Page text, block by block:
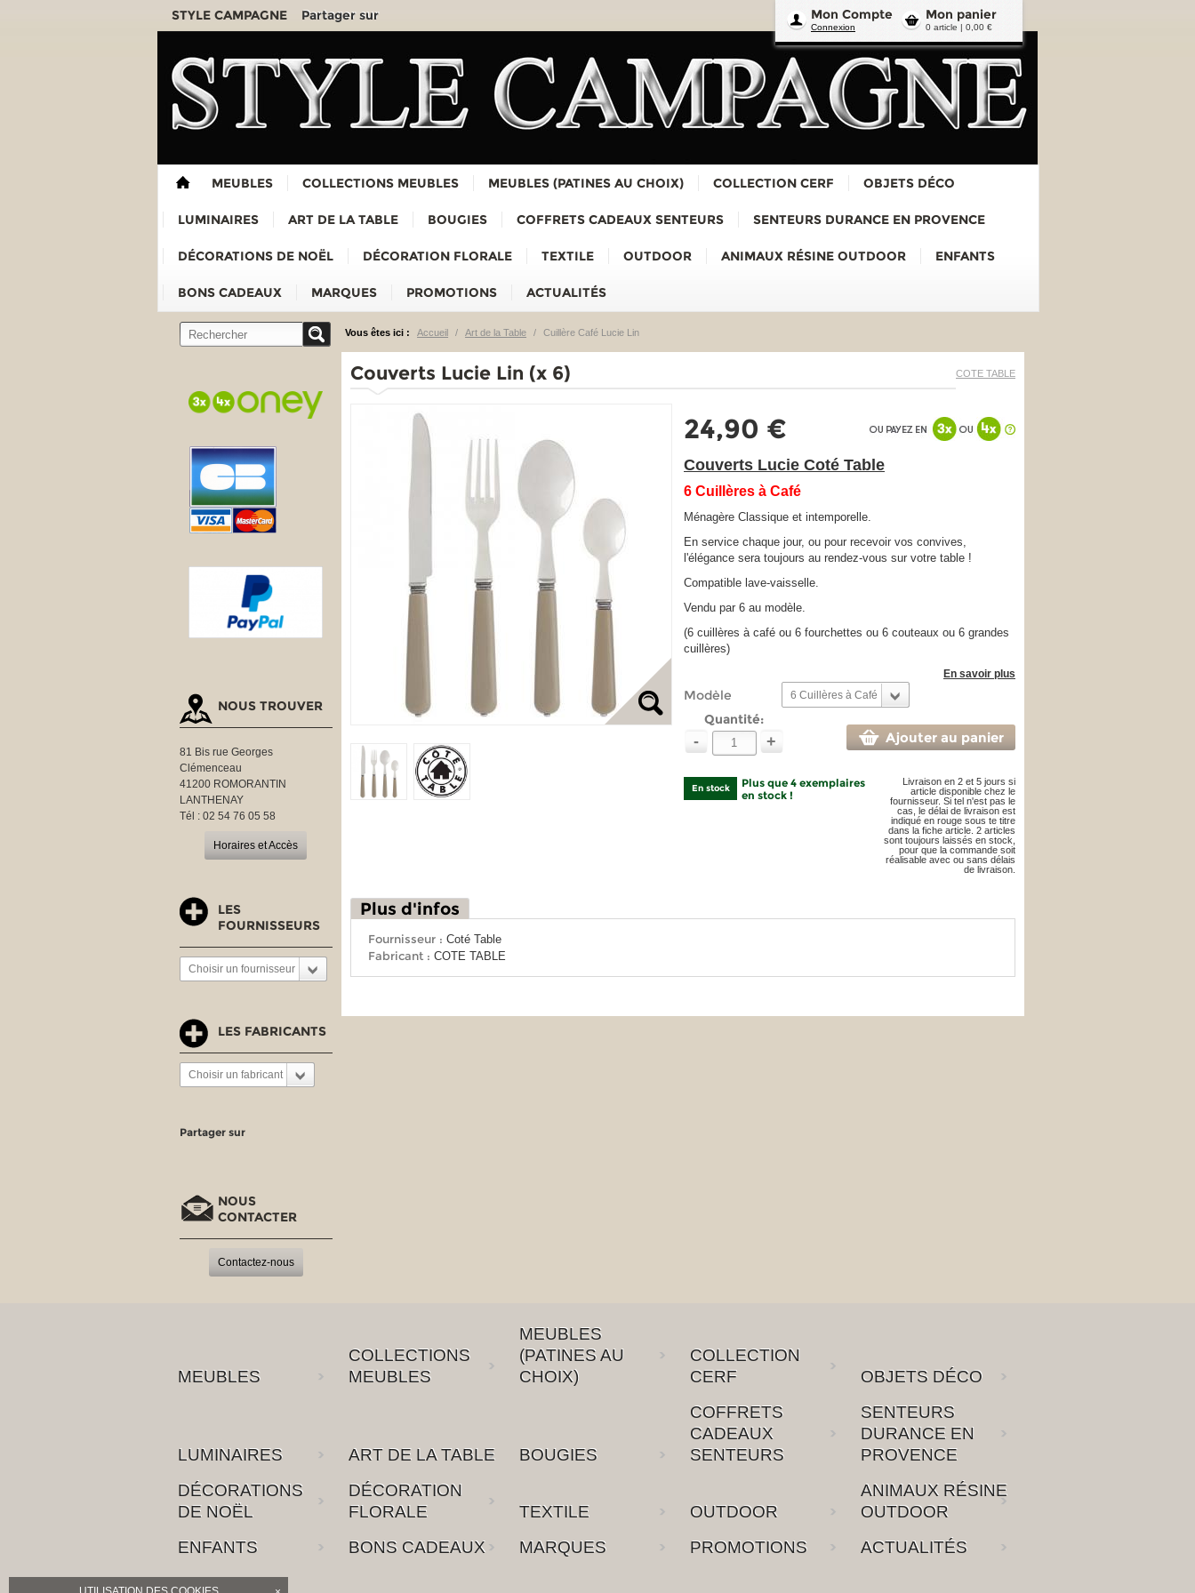
Mon panier
0 article | 0,00 €
Mon Compte
Connexion
STYLE CAMPAGNE Partager sur
MEUBLES COLLECTIONS MEUBLES MEUBLES (PATINES AU CHOIX) COLLECTION CERF OBJETS DÉCO
LUMINAIRES ART DE LA TABLE BOUGIES COFFRETS CADEAUX SENTEURS SENTEURS DURANCE EN PROVENCE
DÉCORATIONS DE NOËL DÉCORATION FLORALE TEXTILE OUTDOOR ANIMAUX RÉSINE OUTDOOR ENFANTS
BONS CADEAUX MARQUES PROMOTIONS ACTUALITÉS
NOUS TROUVER
81 Bis rue Georges
Clémenceau
41200 ROMORANTIN
LANTHENAY
Tél : 02 54 76 05 58
Horaires et Accès
LES
FOURNISSEURS
Choisir un fournisseur
LES FABRICANTS
Choisir un fabricant
Partager sur
NOUS
CONTACTER
Contactez-nous
Vous êtes ici : Accueil / Art de la Table / Cuillère Café Lucie Lin
COTE TABLE
Couverts Lucie Lin (x 6)
24,90 €
Couverts Lucie Coté Table
6 Cuillères à Café
Ménagère Classique et intemporelle.
En service chaque jour, ou pour recevoir vos convives,
l'élégance sera toujours au rendez-vous sur votre table !
Compatible lave-vaisselle.
Vendu par 6 au modèle.
(6 cuillères à café ou 6 fourchettes ou 6 couteaux ou 6 grandes
cuillères)
En savoir plus
Modèle 6 Cuillères à Café
Quantité:
- + Ajouter au panier
En stock
Plus que 4 exemplaires
en stock !
Livraison en 2 et 5 jours si
article disponible chez le
fournisseur. Si tel n'est pas le
cas, le délai de livraison est
indiqué en rouge sous te titre
dans la fiche article. 2 articles
sont toujours laissés en stock,
pour que la commande soit
réalisable avec ou sans délais
de livraison.
Plus d'infos
Fournisseur : Coté Table
Fabricant : COTE TABLE
MEUBLES
COLLECTIONS
MEUBLES
MEUBLES
(PATINES AU
CHOIX)
COLLECTION
CERF
OBJETS DÉCO
LUMINAIRES ART DE LA TABLE BOUGIES
COFFRETS
CADEAUX
SENTEURS
SENTEURS
DURANCE EN
PROVENCE
DÉCORATIONS
DE NOËL
DÉCORATION
FLORALE
TEXTILE OUTDOOR
ANIMAUX RÉSINE
OUTDOOR
ENFANTS
BONS CADEAUX MARQUES PROMOTIONS ACTUALITÉS